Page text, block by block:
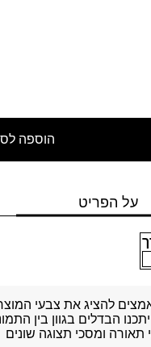
הוספה
על הפריט
להציג את צבעי
הבדלים בגוון בין
תאורה ומסכי תצוגה שונים